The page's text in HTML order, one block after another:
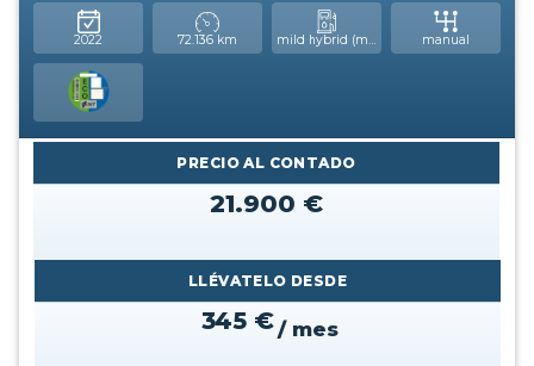
2022 72.136 km mild hybrid (mhev) manual
PRECIO AL CONTADO
21.900 €
LLÉVATELO DESDE
345 €/ mes